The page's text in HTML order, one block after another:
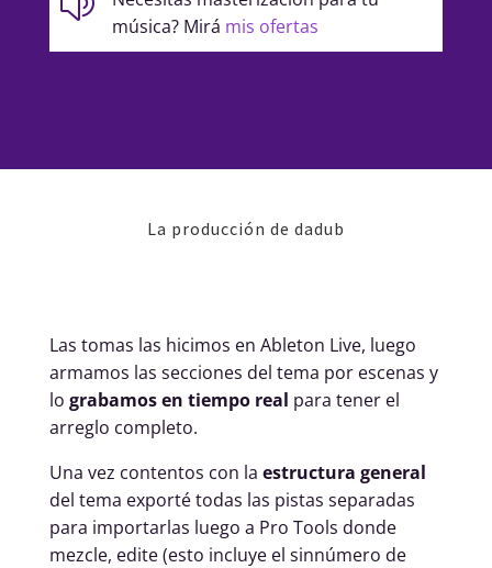
música? Mirá mis ofertas
La producción de dadub
Las tomas las hicimos en Ableton Live, luego
armamos las secciones del tema por escenas y
lo grabamos en tiempo real para tener el
arreglo completo.
Una vez contentos con la estructura general
del tema exporté todas las pistas separadas
para importarlas luego a Pro Tools donde
mezcle, edite (esto incluye el sinnúmero de